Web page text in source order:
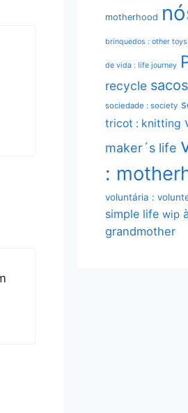
motherhood
brinquedos : other toys
de vida : life journey
recycle
sociedade : society
tricot : knitting
maker´s life
:
voluntária :
simple life wip
grandmother